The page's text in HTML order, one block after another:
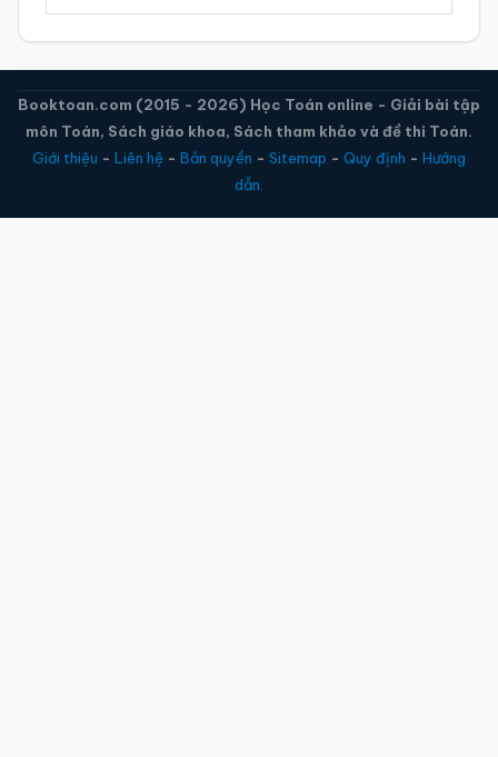
Booktoan.com (2015 - 2026) Học Toán online - Giải bài tập
môn Toán, Sách giáo khoa, Sách tham khảo và đề thi Toán.
Giới thiệu - Liên hệ - Bản quyền - Sitemap - Quy định - Hướng
dẫn.